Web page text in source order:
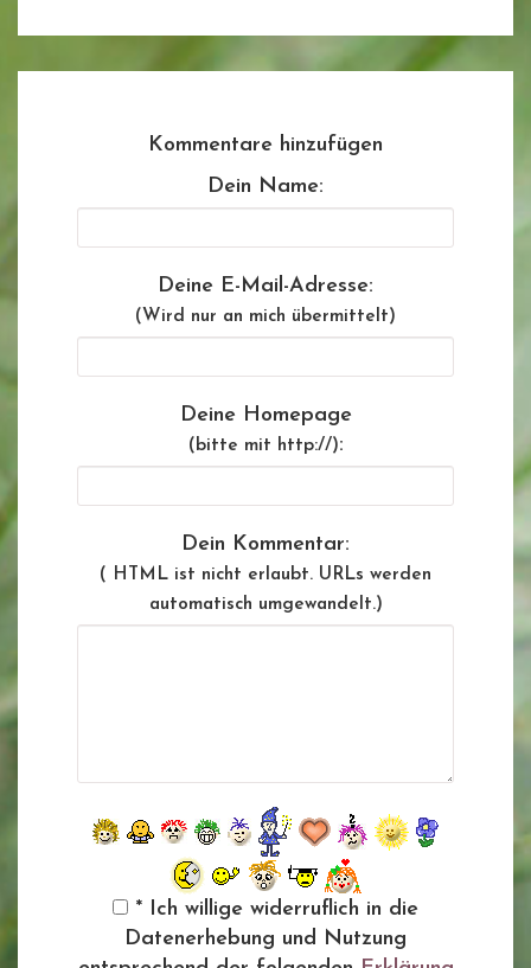
Kommentare hinzufügen
Dein Name:
Deine E-Mail-Adresse:
(Wird nur an mich übermittelt)
Deine Homepage
(bitte mit http://):
Dein Kommentar:
( HTML ist nicht erlaubt. URLs werden
automatisch umgewandelt.)
* Ich willige widerruflich in die
Datenerhebung und Nutzung